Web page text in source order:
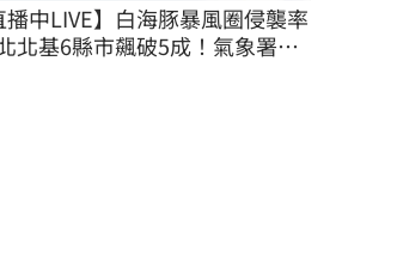
播中LIVE】白海豚暴風圈侵襲率
北基6縣市飆破5成！氣象署說